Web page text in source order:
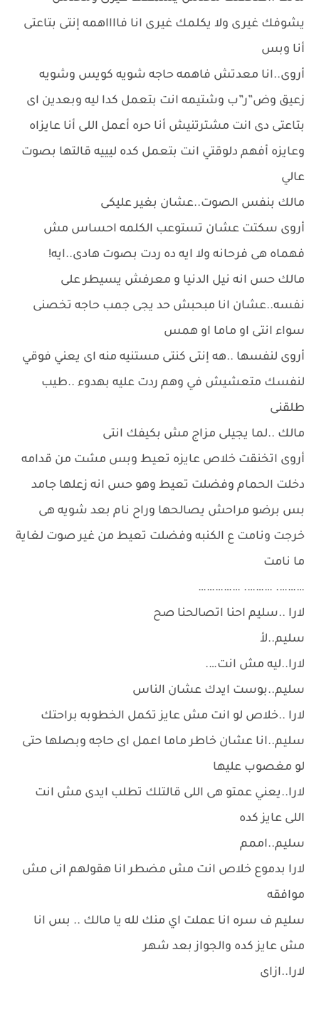
يشوفك غيرى ولا يكلمك غيرى انا فااااهمه إنتى بتاعتى
أنا وبس
أروى..انا معدتش فاهمه حاجه شويه كويس وشويه
زعيق وض”ر”ب وشتيمه انت بتعمل كدا ليه وبعدين اى
بتاعتى دى انت مشترتنيش أنا حره أعمل اللى أنا عايزاه
وعايزه أفهم دلوقتي انت بتعمل كده ليييه قالتها بصوت
عالي
مالك بنفس الصوت..عشان بغير عليكى
أروى سكتت عشان تستوعب الكلمه احساس مش
فهماه هى فرحانه ولا ايه ده ردت بصوت هادى..ايه!
مالك حس انه نيل الدنيا و معرفش يسيطر على
نفسه..عشان انا مبحبش حد يجى جمب حاجه تخصنى
سواء انتى او ماما او همس
أروى لنفسها ..هه إنتى كنتى مستنيه منه اى يعني فوقي
لنفسك متعشيش في وهم ردت عليه بهدوء ..طيب
طلقنى
مالك ..لما يجيلى مزاج مش بكيفك انتى
أروى اتخنقت خلاص عايزه تعيط وبس مشت من قدامه
دخلت الحمام وفضلت تعيط وهو حس انه زعلها جامد
بس برضو مراحش يصالحها وراح نام بعد شويه هى
خرجت ونامت ع الكنبه وفضلت تعيط من غير صوت لغاية
ما نامت
………. ………. ……………
لارا ..سليم احنا اتصالحنا صح
سليم..لأ
لارا..ليه مش انت….
سليم..بوست ايدك عشان الناس
لارا ..خلاص لو انت مش عايز تكمل الخطوبه براحتك
سليم..انا عشان خاطر ماما اعمل اى حاجه وبصلها حتى
لو مغصوب عليها
لارا..يعني عمتو هى اللى قالتلك تطلب ايدى مش انت
اللى عايز كده
سليم..اممم
لارا بدموع خلاص انت مش مضطر انا هقولهم انى مش
موافقه
سليم ف سره انا عملت اي منك لله يا مالك .. بس انا
مش عايز كده والجواز بعد شهر
لارا..ازاى